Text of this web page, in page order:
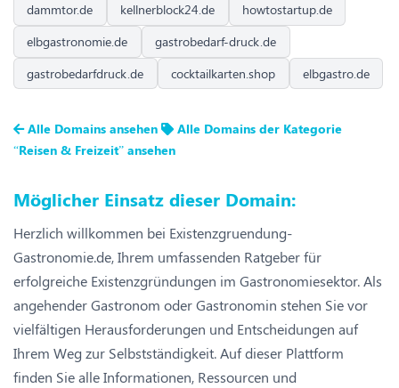
dammtor.de kellnerblock24.de
howtostartup.de
elbgastronomie.de
gastrobedarf-druck.de
gastrobedarfdruck.de
cocktailkarten.shop elbgastro.de
Alle Domains ansehen
Alle Domains der Kategorie
“Reisen & Freizeit” ansehen
Möglicher Einsatz dieser Domain:
Herzlich willkommen bei Existenzgruendung-
Gastronomie.de, Ihrem umfassenden Ratgeber für
erfolgreiche Existenzgründungen im Gastronomiesektor. Als
angehender Gastronom oder Gastronomin stehen Sie vor
vielfältigen Herausforderungen und Entscheidungen auf
Ihrem Weg zur Selbstständigkeit. Auf dieser Plattform
finden Sie alle Informationen, Ressourcen und